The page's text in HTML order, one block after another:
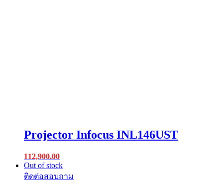
Projector Infocus INL146UST
112,900.00
Out of stock